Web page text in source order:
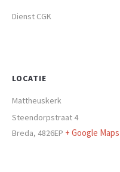
Dienst CGK
LOCATIE
Mattheuskerk
Steendorpstraat 4
Breda, 4826EP + Google Maps